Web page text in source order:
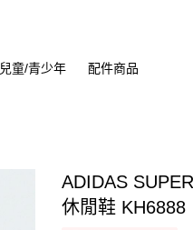
兒童/青少年 配件商品
ADIDAS
休閒鞋 KH6888